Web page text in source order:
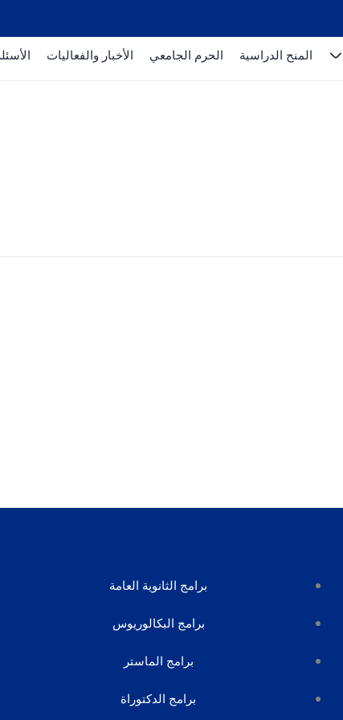
المنح الدراسية الحرم الجامعي الأخبار والفعاليات
برامج الثانوية العامة
برامج البكالوريوس
برامج الماستر
برامج الدكتوراة